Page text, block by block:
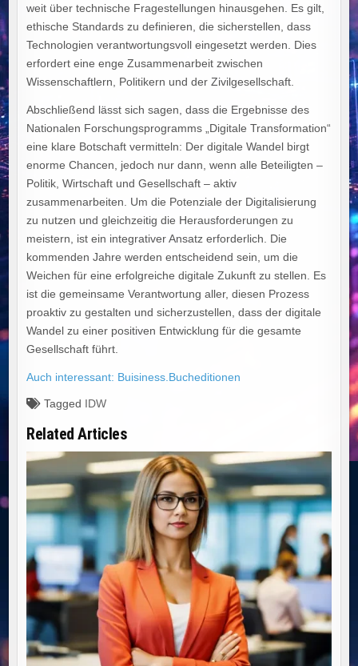
weit über technische Fragestellungen hinausgehen. Es gilt,
ethische Standards zu definieren, die sicherstellen, dass
Technologien verantwortungsvoll eingesetzt werden. Dies
erfordert eine enge Zusammenarbeit zwischen
Wissenschaftlern, Politikern und der Zivilgesellschaft.
Abschließend lässt sich sagen, dass die Ergebnisse des
Nationalen Forschungsprogramms „Digitale Transformation“
eine klare Botschaft vermitteln: Der digitale Wandel birgt
enorme Chancen, jedoch nur dann, wenn alle Beteiligten –
Politik, Wirtschaft und Gesellschaft – aktiv
zusammenarbeiten. Um die Potenziale der Digitalisierung
zu nutzen und gleichzeitig die Herausforderungen zu
meistern, ist ein integrativer Ansatz erforderlich. Die
kommenden Jahre werden entscheidend sein, um die
Weichen für eine erfolgreiche digitale Zukunft zu stellen. Es
ist die gemeinsame Verantwortung aller, diesen Prozess
proaktiv zu gestalten und sicherzustellen, dass der digitale
Wandel zu einer positiven Entwicklung für die gesamte
Gesellschaft führt.
Auch interessant: Buisiness.Bucheditionen
Tagged IDW
Related Articles